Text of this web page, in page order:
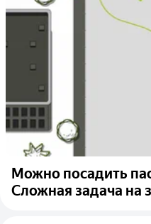
Можно посадить
Сложная задача на